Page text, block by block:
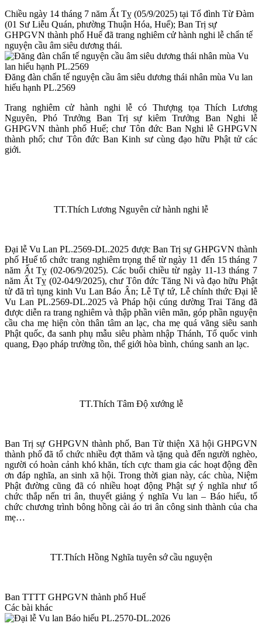
Chiều ngày 14 tháng 7 năm Ất Tỵ (05/9/2025) tại Tổ đình Từ Đàm
(01 Sư Liễu Quán, phường Thuận Hóa, Huế); Ban Trị sự
GHPGVN thành phố Huế đã trang nghiêm cử hành nghi lễ chẩn tế
nguyện cầu âm siêu dương thái.
Đăng đàn chẩn tế nguyện cầu âm siêu dương thái nhân mùa Vu lan
hiếu hạnh PL.2569
Trang nghiêm cử hành nghi lễ có Thượng tọa Thích Lương
Nguyên, Phó Trưởng Ban Trị sự kiêm Trưởng Ban Nghi lễ
GHPGVN thành phố Huế; chư Tôn đức Ban Nghi lễ GHPGVN
thành phố; chư Tôn đức Ban Kinh sư cùng đạo hữu Phật tử các
giới.
TT.Thích Lương Nguyên cử hành nghi lễ
Đại lễ Vu Lan PL.2569-DL.2025 được Ban Trị sự GHPGVN thành
phố Huế tổ chức trang nghiêm trọng thể từ ngày 11 đến 15 tháng 7
năm Ất Tỵ (02-06/9/2025). Các buổi chiều từ ngày 11-13 tháng 7
năm Ất Tỵ (02-04/9/2025), chư Tôn đức Tăng Ni và đạo hữu Phật
tử đã trì tụng kinh Vu Lan Báo Ân; Lễ Tự tứ, Lễ chính thức Đại lễ
Vu Lan PL.2569-DL.2025 và Pháp hội cúng dường Trai Tăng đã
được diễn ra trang nghiêm và thập phần viên mãn, góp phần nguyện
cầu cha mẹ hiện còn thân tâm an lạc, cha mẹ quá vãng siêu sanh
Phật quốc, đa sanh phụ mẫu siêu phàm nhập Thánh, Tổ quốc vinh
quang, Đạo pháp trường tồn, thể giới hòa bình, chúng sanh an lạc.
TT.Thích Tâm Độ xướng lễ
Ban Trị sự GHPGVN thành phố, Ban Từ thiện Xã hội GHPGVN
thành phố đã tổ chức nhiều đợt thăm và tặng quà đến người nghèo,
người có hoàn cảnh khó khăn, tích cực tham gia các hoạt động đền
ơn đáp nghĩa, an sinh xã hội. Trong thời gian này, các chùa, Niệm
Phật đường cũng đã có nhiều hoạt động Phật sự ý nghĩa như tổ
chức thắp nến tri ân, thuyết giảng ý nghĩa Vu lan – Báo hiếu, tổ
chức chương trình bông hồng cài áo tri ân công sinh thành của cha
mẹ…
TT.Thích Hồng Nghĩa tuyên sớ cầu nguyện
Ban TTTT GHPGVN thành phố Huế
Các bài khác